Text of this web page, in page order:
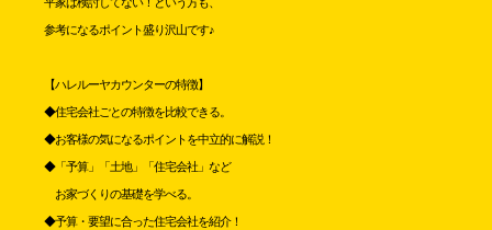
平家は検討してない！という方も、
参考になるポイント盛り沢山です♪
【ハレルーヤカウンターの特徴】
◆住宅会社ごとの特徴を比較できる。
◆お客様の気になるポイントを中立的に解説！
◆「予算」「土地」「住宅会社」など
お家づくりの基礎を学べる。
◆予算・要望に合った住宅会社を紹介！